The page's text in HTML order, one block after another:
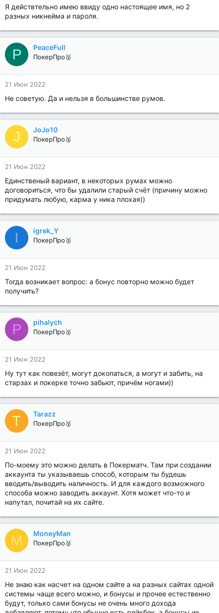
Я действтельно имею ввиду одно настоящее имя, но 2
разных никнейма и пароля.
P PeaceFull
ПокерПро🥈
21 Июн 2022
Не советую. Да и нельзя в большинстве румов.
J JoJo10
ПокерПро🥈
21 Июн 2022
Единственый вариант, в некоторых румах можно
договориться, что бы удалили старый счёт (причину можно
придумать любую, карма у ника плохая))
I igrek_Y
ПокерПро🥈
21 Июн 2022
Тогда возникает вопрос: а бонус повторно можно будет
получить?
P pihalych
ПокерПро🥈
21 Июн 2022
Ну тут как повезёт, могут докопаться, а могут и забить, на
старзах и покерке точно забьют, причём ногами))
T Tarazz
ПокерПро🥈
21 Июн 2022
По-моему это можно делать в Покерматч. Там при создании
аккаунта ты указываешь способ, которым ты будешь
вводить/выводить наличность. И для каждого возможного
способа можно заводить аккаунт. Хотя может что-то и
напутал, почитай на их сайте.
M MoneyMan
ПокерПро🥈
21 Июн 2022
Не знаю как насчет на одном сайте а на разных сайтах одной
системы чаще всего можно, и бонусы и прочее естественно
будут, только сами бонусы не очень много дохода